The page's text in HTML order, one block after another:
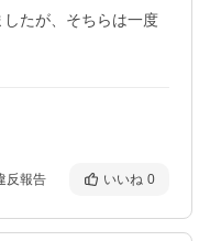
たが、そちらは一度
反報告 いいね 0